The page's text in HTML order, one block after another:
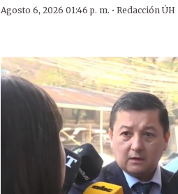
Agosto 6, 2026 01:46 p. m. ·Redacción ÚH